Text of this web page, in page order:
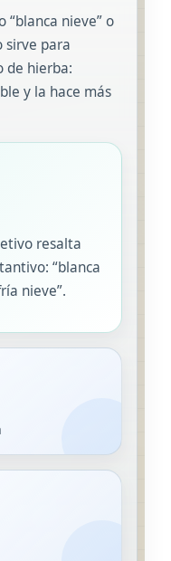
“blanca nieve” o
sirve para
de hierba:
y la hace más
resalta
“blanca
nieve”.